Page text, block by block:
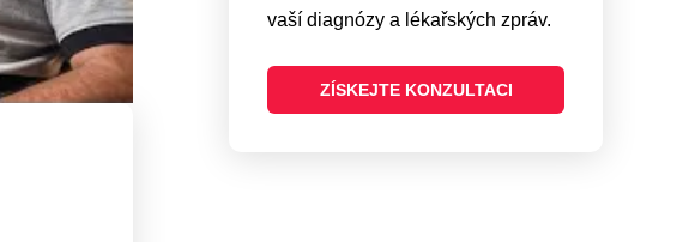
vaší diagnózy a lékařských zpráv.
ZÍSKEJTE KONZULTACI